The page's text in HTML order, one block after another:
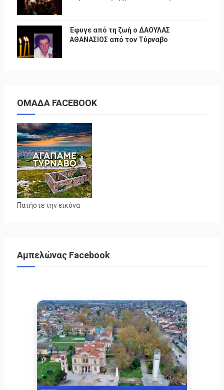
Έφυγε από τη ζωή ο ΔΑΟΥΛΑΣ
ΑΘΑΝΑΣΙΟΣ από τον Τύρναβο
ΟΜΑΔΑ FACEBOOK
Πατήστε την εικόνα
Αμπελώνας Facebook